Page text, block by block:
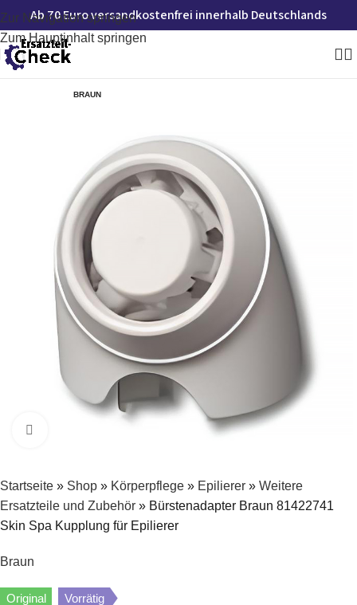
Zur Navigation springen
Zum Hauptinhalt springen
Ab 70 Euro versandkostenfrei innerhalb Deutschlands
BRAUN
Startseite » Shop » Körperpflege » Epilierer » Weitere
Ersatzteile und Zubehör » Bürstenadapter Braun 81422741
Skin Spa Kupplung für Epilierer
Braun
Original Vorrätig